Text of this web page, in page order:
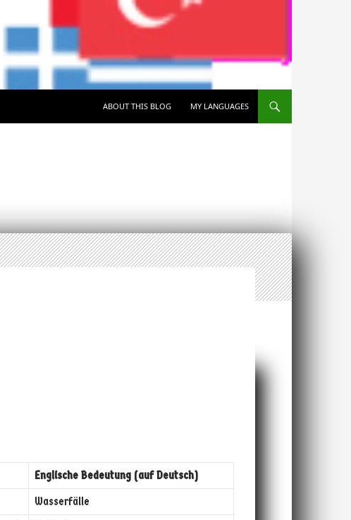
ABOUT THIS BLOG
MY LANGUAGES
Englische Bedeutung (auf Deutsch)
Wasserfälle